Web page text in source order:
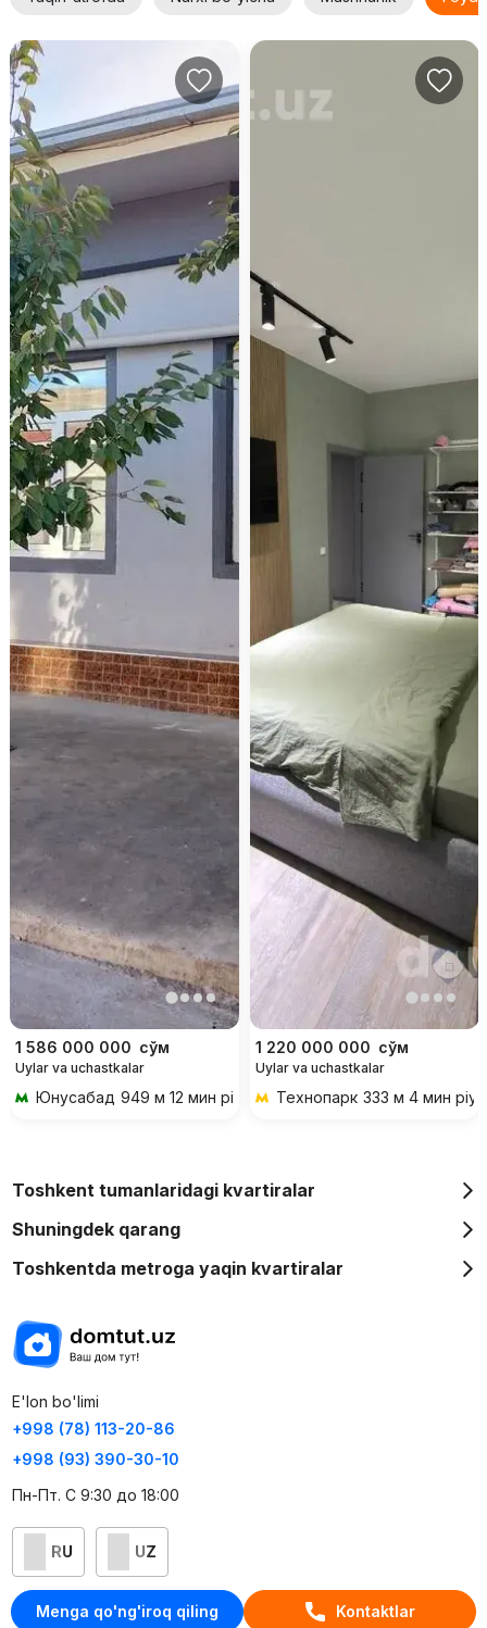
Menga qo'ng'iroq qiling Kontaktlar
1 586 000 000 сўм
Uylar va uchastkalar
Юнусабад 949 м 12 мин piyoda
1 220 000 000 сўм
Uylar va uchastkalar
Технопарк 333 м 4 мин
Toshkent tumanlaridagi kvartiralar
Shuningdek qarang
Toshkentda metroga yaqin kvartiralar
E'lon bo'limi
+998 (78) 113-20-86
+998 (93) 390-30-10
Пн-Пт. С 9:30 до 18:00
RU UZ
Kontaktlar